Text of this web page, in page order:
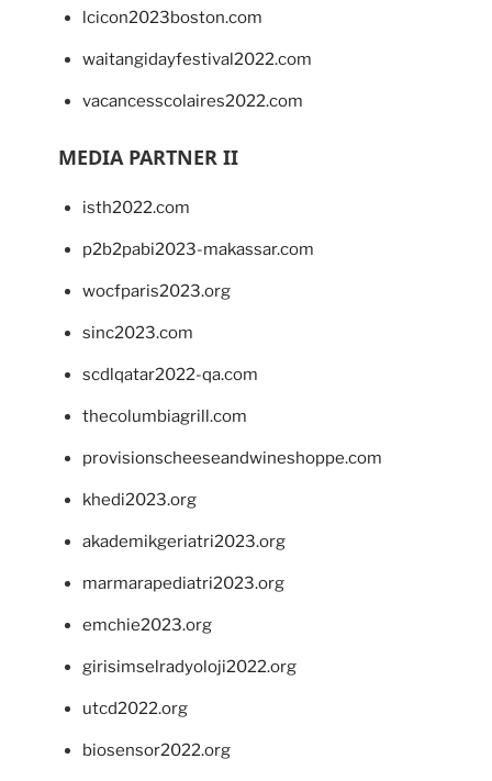
lcicon2023boston.com
waitangidayfestival2022.com
vacancesscolaires2022.com
MEDIA PARTNER II
isth2022.com
p2b2pabi2023-makassar.com
wocfparis2023.org
sinc2023.com
scdlqatar2022-qa.com
thecolumbiagrill.com
provisionscheeseandwineshoppe.com
khedi2023.org
akademikgeriatri2023.org
marmarapediatri2023.org
emchie2023.org
girisimselradyoloji2022.org
utcd2022.org
biosensor2022.org